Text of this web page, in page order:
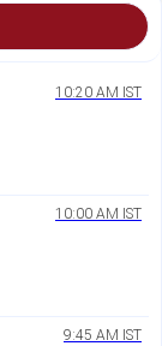
10:20 AM IST
10:00 AM IST
9:45 AM IST